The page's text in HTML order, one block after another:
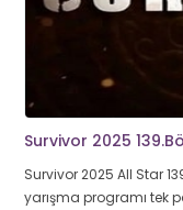
Survivor 2025
Survivor 2025 All Star
yarışma programı tek